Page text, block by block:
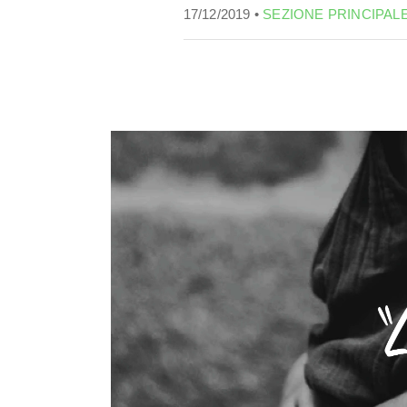
17/12/2019 • SEZIONE